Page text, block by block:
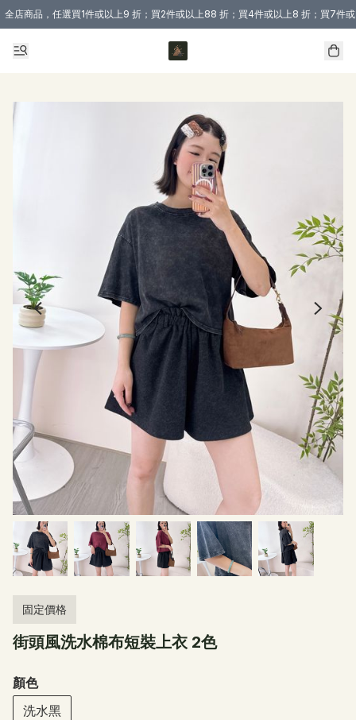
全店商品，任選買1件或以上9 折；買2件或以上88 折；買4件或以上8 折；買7件
購買 3 件商品或以上即享免運費優惠！（適用於 本地送貨、本地取貨 )
固定價格
街頭風洗水棉布短裝上衣 2色
顏色
洗水黑